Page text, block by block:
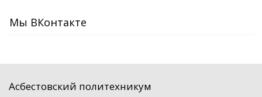
Мы ВКонтакте
Асбестовский политехникум